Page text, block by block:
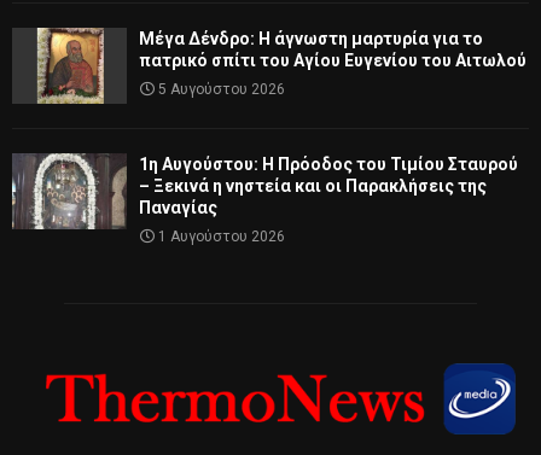
Μέγα Δένδρο: Η άγνωστη μαρτυρία για το
πατρικό σπίτι του Αγίου Ευγενίου του Αιτωλού
5 Αυγούστου 2026
1η Αυγούστου: Η Πρόοδος του Τιμίου Σταυρού
– Ξεκινά η νηστεία και οι Παρακλήσεις της
Παναγίας
1 Αυγούστου 2026